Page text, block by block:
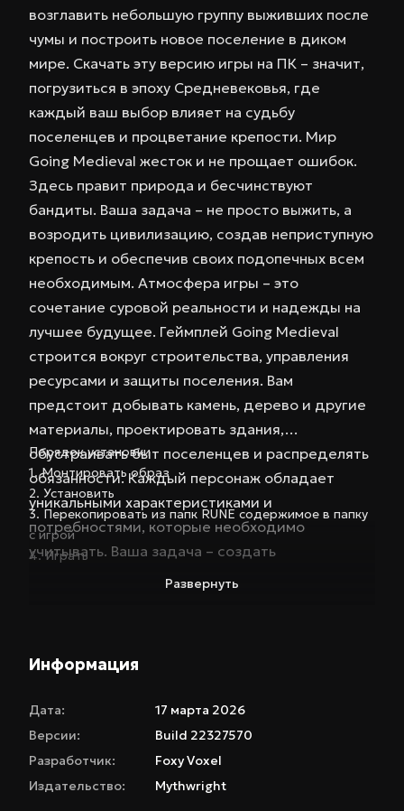
возглавить небольшую группу выживших после
чумы и построить новое поселение в диком
мире. Скачать эту версию игры на ПК – значит,
погрузиться в эпоху Средневековья, где
каждый ваш выбор влияет на судьбу
поселенцев и процветание крепости. Мир
Going Medieval жесток и не прощает ошибок.
Здесь правит природа и бесчинствуют
бандиты. Ваша задача – не просто выжить, а
возродить цивилизацию, создав неприступную
крепость и обеспечив своих подопечных всем
необходимым. Атмосфера игры – это
сочетание суровой реальности и надежды на
лучшее будущее. Геймплей Going Medieval
строится вокруг строительства, управления
ресурсами и защиты поселения. Вам
предстоит добывать камень, дерево и другие
материалы, проектировать здания,
обустраивать быт поселенцев и распределять
обязанности. Каждый персонаж обладает
уникальными характеристиками и
потребностями, которые необходимо
учитывать. Ваша задача – создать
эффективную экономику, обеспечить защиту от
предлагает глубокий и разнообразный
Going Medieval отличается от других
градостроительных симуляторов своей
реалистичностью и вниманием к деталям.
Уникальная трехмерная система строительства
Порядок установки
1. Монтировать образ
2. Установить
3. Перекопировать из папк RUNE содержимое в папку
с игрой
4. Играть
Развернуть
Информация
Дата:
17 марта 2026
Версии:
Build 22327570
Разработчик:
Foxy Voxel
Издательство:
Mythwright